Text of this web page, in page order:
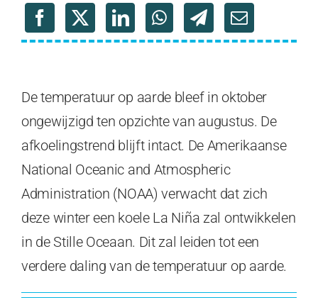
De temperatuur op aarde bleef in oktober
ongewijzigd ten opzichte van augustus. De
afkoelingstrend blijft intact. De Amerikaanse
National Oceanic and Atmospheric
Administration (NOAA) verwacht dat zich
deze winter een koele La Niña zal ontwikkelen
in de Stille Oceaan. Dit zal leiden tot een
verdere daling van de temperatuur op aarde.